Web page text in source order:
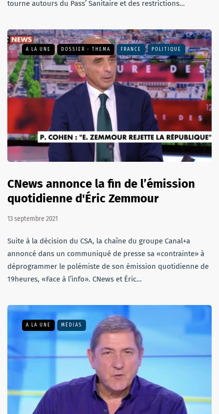
tourne autours du Pass’ Sanitaire et des restrictions…
A LA UNE DOSSIER - THEMA FRANCE POLITIQUE
CNews annonce la fin de l’émission
quotidienne d'Éric Zemmour
13 septembre 2021
Suite à la décision du CSA, la chaîne du groupe Canal+a
annoncé dans un communiqué de presse sa «contrainte» à
déprogrammer le polémiste de son émission quotidienne de
19heures, «Face à l’info». CNews et Éric…
A LA UNE MÉDIAS